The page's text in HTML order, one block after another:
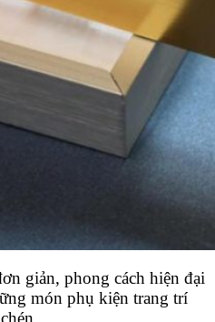
giản, phong cách hiện đại
món phụ kiện trang trí